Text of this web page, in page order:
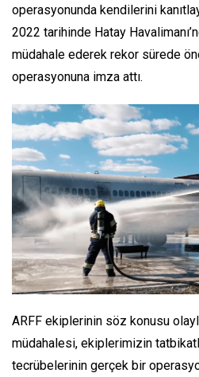
operasyonunda kendilerini
2022 tarihinde Hatay
müdahale ederek rekor sürede
operasyonuna imza attı.
ARFF ekiplerinin söz konusu
müdahalesi, ekiplerimizin
tecrübelerinin gerçek bir